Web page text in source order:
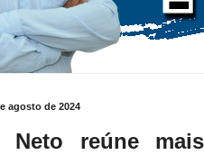
agosto de 2024
Neto reúne